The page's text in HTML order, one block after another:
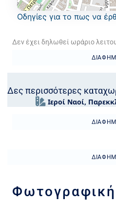
Oδηγίες για το πως να
Δεν έχει δηλωθεί ωράριο
Δες περισσότερες
Ιεροί Ναοί,